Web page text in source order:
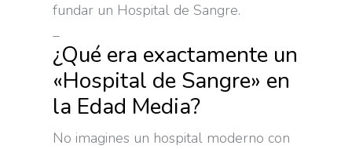
fundar un Hospital de Sangre.
_
¿Qué era exactamente un
«Hospital de Sangre» en
la Edad Media?
No imagines un hospital moderno con